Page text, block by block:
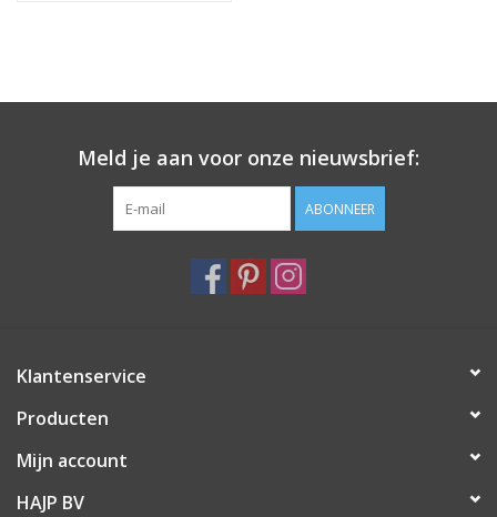
Meld je aan voor onze nieuwsbrief:
ABONNEER
Klantenservice
Producten
Mijn account
HAJP BV